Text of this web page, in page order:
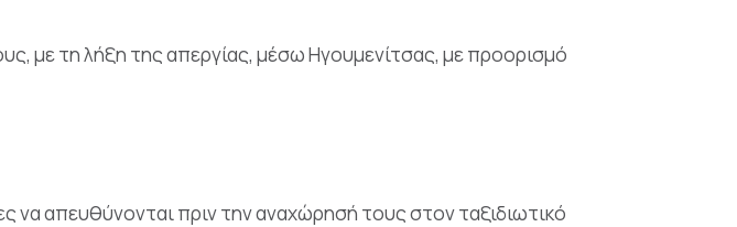
με τη λήξη της απεργίας, μέσω Ηγουμενίτσας, με προορισμό
να απευθύνονται πριν την αναχώρησή τους στον ταξιδιωτικό